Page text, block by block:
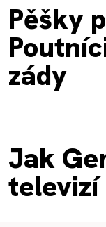
Pěšky
zády
Jak
televizí